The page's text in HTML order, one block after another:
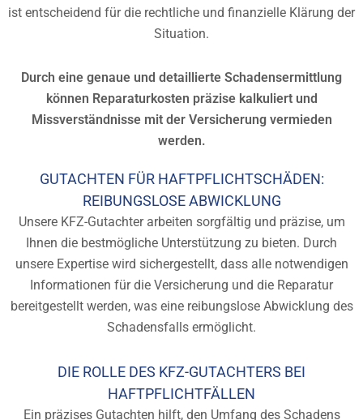
ist entscheidend für die rechtliche und finanzielle Klärung der
Situation.
Durch eine genaue und detaillierte Schadensermittlung
können Reparaturkosten präzise kalkuliert und
Missverständnisse mit der Versicherung vermieden
werden.
GUTACHTEN FÜR HAFTPFLICHTSCHÄDEN:
REIBUNGSLOSE ABWICKLUNG
Unsere KFZ-Gutachter arbeiten sorgfältig und präzise, um
Ihnen die bestmögliche Unterstützung zu bieten. Durch
unsere Expertise wird sichergestellt, dass alle notwendigen
Informationen für die Versicherung und die Reparatur
bereitgestellt werden, was eine reibungslose Abwicklung des
Schadensfalls ermöglicht.
DIE ROLLE DES KFZ-GUTACHTERS BEI
HAFTPFLICHTFÄLLEN
Ein präzises Gutachten hilft, den Umfang des Schadens